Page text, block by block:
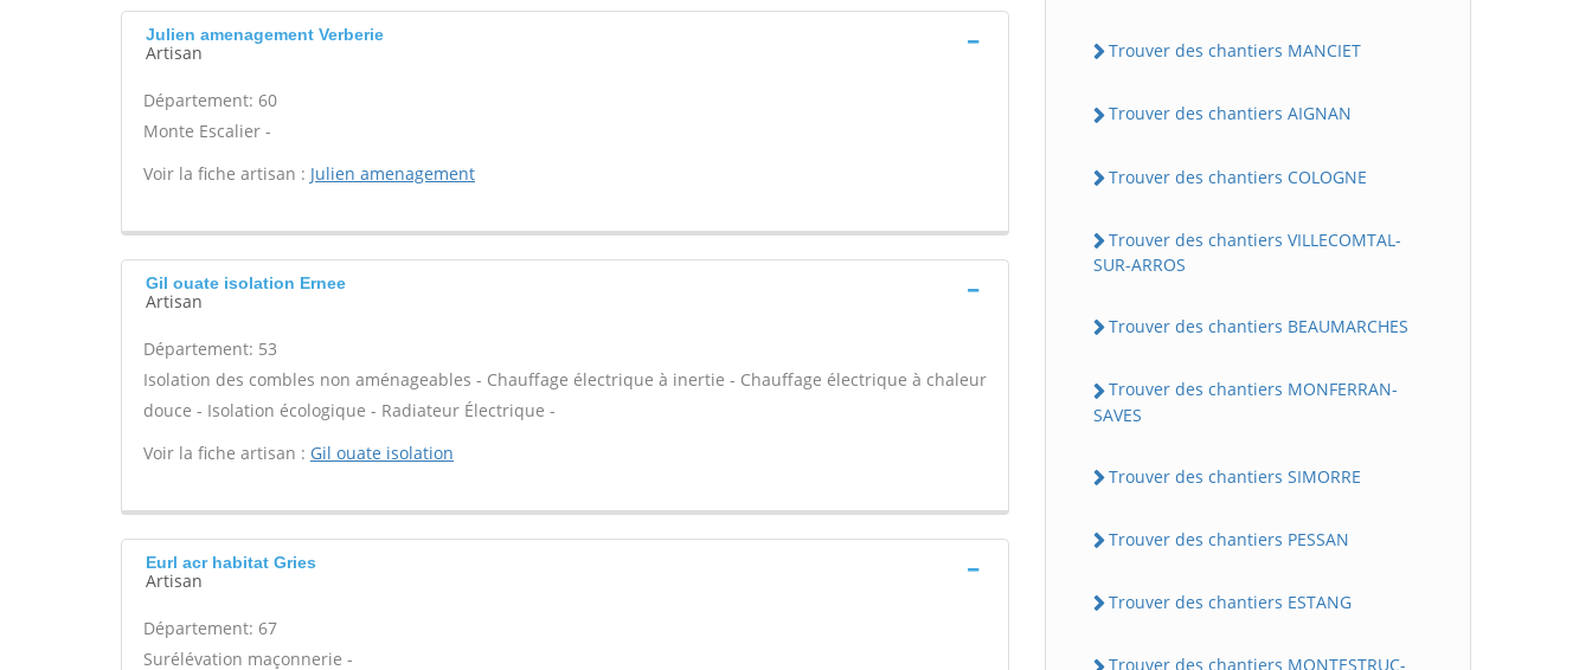
Julien amenagement Verberie
Artisan
Département: 60
Monte Escalier -
Voir la fiche artisan : Julien amenagement
Gil ouate isolation Ernee
Artisan
Département: 53
Isolation des combles non aménageables - Chauffage électrique à inertie - Chauffage électrique à chaleur
douce - Isolation écologique - Radiateur Électrique -
Voir la fiche artisan : Gil ouate isolation
Eurl acr habitat Gries
Artisan
Département: 67
Surélévation maçonnerie -
Trouver des chantiers MANCIET
Trouver des chantiers AIGNAN
Trouver des chantiers COLOGNE
Trouver des chantiers VILLECOMTAL-
SUR-ARROS
Trouver des chantiers BEAUMARCHES
Trouver des chantiers MONFERRAN-
SAVES
Trouver des chantiers SIMORRE
Trouver des chantiers PESSAN
Trouver des chantiers ESTANG
Trouver des chantiers MONTESTRUC-